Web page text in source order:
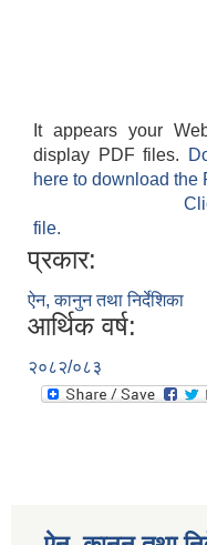
It appears your
display PDF files.
here to download the
file.
प्रकार:
ऐन, कानुन तथा निर्देशिका
आर्थिक वर्ष:
२०८२/०८३